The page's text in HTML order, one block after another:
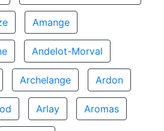
Amange
Andelot-Morval
Archelange Ardon
Arlay Aromas